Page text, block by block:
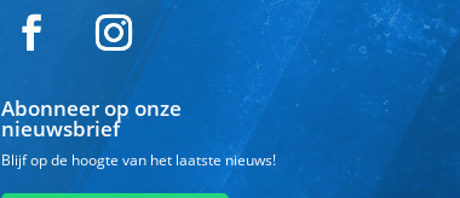
Abonneer op onze
nieuwsbrief
Blijf op de hoogte van het laatste nieuws!